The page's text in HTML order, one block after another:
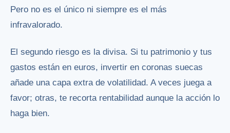
Pero no es el único ni siempre es el más
infravalorado.
El segundo riesgo es la divisa. Si tu patrimonio y tus
gastos están en euros, invertir en coronas suecas
añade una capa extra de volatilidad. A veces juega a
favor; otras, te recorta rentabilidad aunque la acción lo
haga bien.